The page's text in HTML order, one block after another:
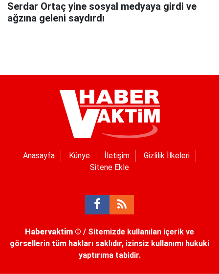
Serdar Ortaç yine sosyal medyaya girdi ve
ağzına geleni saydırdı
Anasayfa Künye İletişim
Gizlilik İlkeleri
Sitene Ekle
Habervaktim © / Sitemizde kullanılan içerik ve
görsellerin tüm hakları saklıdır, izinsiz kullanımı hukuki
yaptırıma tabidir.